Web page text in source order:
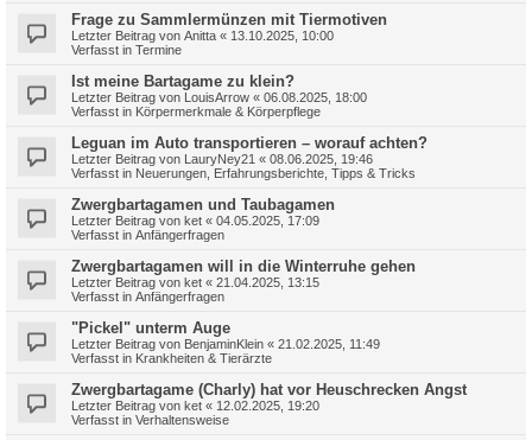
Frage zu Sammlermünzen mit Tiermotiven
Letzter Beitrag von Anitta « 13.10.2025, 10:00
Verfasst in Termine
Ist meine Bartagame zu klein?
Letzter Beitrag von LouisArrow « 06.08.2025, 18:00
Verfasst in Körpermerkmale & Körperpflege
Leguan im Auto transportieren – worauf achten?
Letzter Beitrag von LauryNey21 « 08.06.2025, 19:46
Verfasst in Neuerungen, Erfahrungsberichte, Tipps & Tricks
Zwergbartagamen und Taubagamen
Letzter Beitrag von ket « 04.05.2025, 17:09
Verfasst in Anfängerfragen
Zwergbartagamen will in die Winterruhe gehen
Letzter Beitrag von ket « 21.04.2025, 13:15
Verfasst in Anfängerfragen
"Pickel" unterm Auge
Letzter Beitrag von BenjaminKlein « 21.02.2025, 11:49
Verfasst in Krankheiten & Tierärzte
Zwergbartagame (Charly) hat vor Heuschrecken Angst
Letzter Beitrag von ket « 12.02.2025, 19:20
Verfasst in Verhaltensweise